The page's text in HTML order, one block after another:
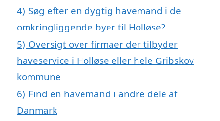
4) Søg efter en dygtig havemand i de
omkringliggende byer til Holløse?
5) Oversigt over firmaer der tilbyder
haveservice i Holløse eller hele Gribskov
kommune
6) Find en havemand i andre dele af
Danmark